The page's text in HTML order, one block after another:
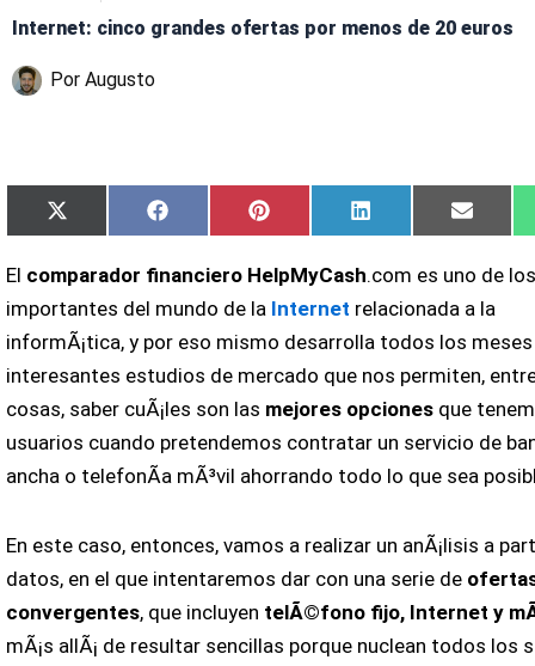
Internet: cinco grandes ofertas por menos de 20 euros
Por Augusto
Compartir
en
X
(Twitter)
Compartir
en
Facebook
Compartir
en
Pinterest
Compartir
en
LinkedIn
en
Email
El comparador financiero HelpMyCash.com es uno de
importantes del mundo de la Internet relacionada a la
informÃ¡tica, y por eso mismo desarrolla todos los meses
interesantes estudios de mercado que nos permiten,
cosas, saber cuÃ¡les son las mejores opciones que
usuarios cuando pretendemos contratar un servicio de
ancha o telefonÃ­a mÃ³vil ahorrando todo lo que sea
En este caso, entonces, vamos a realizar un anÃ¡lisis a
datos, en el que intentaremos dar con una serie de
convergentes, que incluyen telÃ©fono fijo, Internet y
mÃ¡s allÃ¡ de resultar sencillas porque nuclean todos los